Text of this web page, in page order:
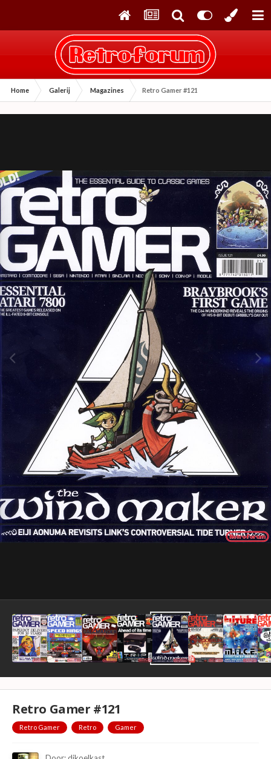
Home Galerij Magazines Retro Gamer #121
Retro Gamer #121
Retro Gamer Retro Gamer